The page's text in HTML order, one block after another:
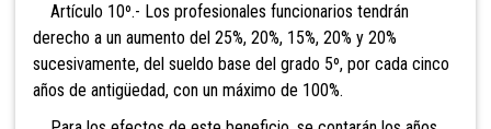
Artículo 10º.- Los profesionales funcionarios tendrán
derecho a un aumento del 25%, 20%, 15%, 20% y 20%
sucesivamente, del sueldo base del grado 5º, por cada cinco
años de antigüedad, con un máximo de 100%.